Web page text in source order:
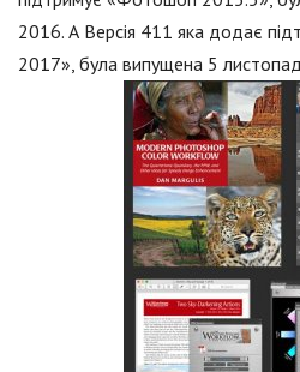
2016. А Версія 411 яка додає
2017», була випущена 5